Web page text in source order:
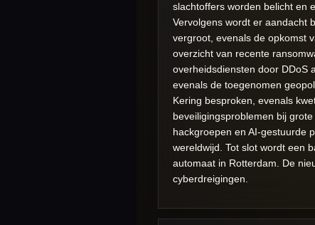
slachtoffers worden belicht en
Vervolgens wordt er aandacht
vergroot, evenals de opkomst
overzicht van recente
overheidsdiensten door DDoS
evenals de toegenomen
Kering besproken, evenals
beveiligingsproblemen bij
hackgroepen en AI-gestuurde
wereldwijd. Tot slot wordt een
automaat in Rotterdam. De
cyberdreigingen.